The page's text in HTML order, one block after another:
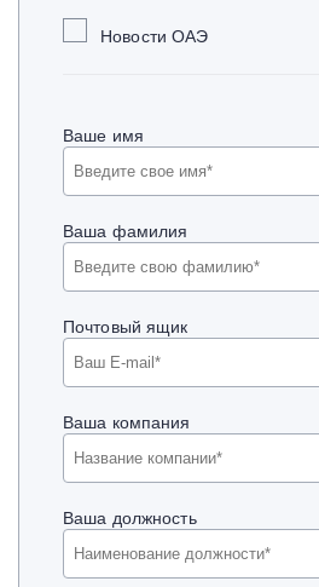
Новости ОАЭ
Ваше имя
Ваша фамилия
Почтовый ящик
Ваша компания
Ваша должность